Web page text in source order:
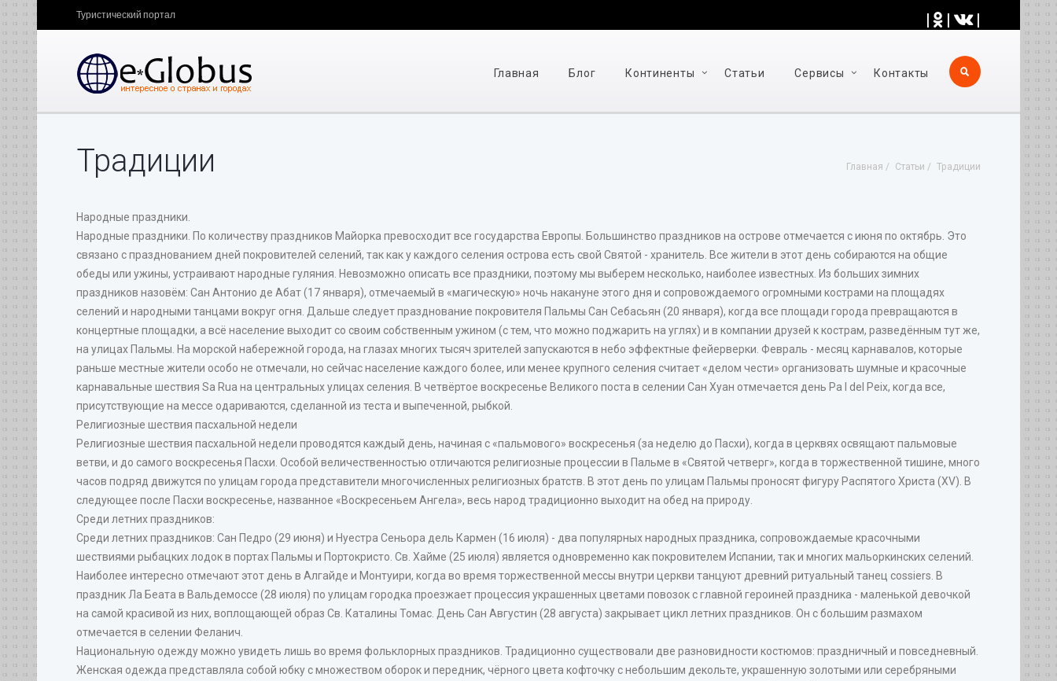
| | |
Туристический портал
Главная Блог Континенты Статьи Cервисы Контакты
Главная Статьи Традиции
Традиции
Народные праздники.
Народные праздники. По количеству праздников Майорка превосходит все государства Европы. Большинство праздников на острове отмечается с июня по октябрь. Это
связано с празднованием дней покровителей селений, так как у каждого селения острова есть свой Святой - хранитель. Все жители в этот день собираются на общие
обеды или ужины, устраивают народные гуляния. Невозможно описать все праздники, поэтому мы выберем несколько, наиболее известных. Из больших зимних
праздников назовём: Сан Антонио де Абат (17 января), отмечаемый в «магическую» ночь накануне этого дня и сопровождаемого огромными кострами на площадях
селений и народными танцами вокруг огня. Дальше следует празднование покровителя Пальмы Сан Себасьян (20 января), когда все площади города превращаются в
концертные площадки, а всё население выходит со своим собственным ужином (с тем, что можно поджарить на углях) и в компании друзей к кострам, разведённым тут же,
на улицах Пальмы. На морской набережной города, на глазах многих тысяч зрителей запускаются в небо эффектные фейерверки. Февраль - месяц карнавалов, которые
раньше местные жители особо не отмечали, но сейчас население каждого более, или менее крупного селения считает «делом чести» организовать шумные и красочные
карнавальные шествия Sa Rua на центральных улицах селения. В четвёртое воскресенье Великого поста в селении Сан Хуан отмечается день Ра I del Peix, когда все,
присутствующие на мессе одариваются, сделанной из теста и выпеченной, рыбкой.
Религиозные шествия пасхальной недели
Религиозные шествия пасхальной недели проводятся каждый день, начиная с «пальмового» воскресенья (за неделю до Пасхи), когда в церквях освящают пальмовые
ветви, и до самого воскресенья Пасхи. Особой величественностью отличаются религиозные процессии в Пальме в «Святой четверг», когда в торжественной тишине, много
часов подряд движутся по улицам города представители многочисленных религиозных братств. В этот день по улицам Пальмы проносят фигуру Распятого Христа (XV). В
следующее после Пасхи воскресенье, названное «Воскресеньем Ангела», весь народ традиционно выходит на обед на природу.
Среди летних праздников:
Среди летних праздников: Сан Педро (29 июня) и Нуестра Сеньора дель Кармен (16 июля) - два популярных народных праздника, сопровождаемые красочными
шествиями рыбацких лодок в портах Пальмы и Портокристо. Св. Хайме (25 июля) является одновременно как покровителем Испании, так и многих мальоркинских селений.
Наиболее интересно отмечают этот день в Алгайде и Монтуири, когда во время торжественной мессы внутри церкви танцуют древний ритуальный танец cossiers. В
праздник Ла Беата в Вальдемоссе (28 июля) по улицам городка проезжает процессия украшенных цветами повозок с главной героиней праздника - маленькой девочкой
на самой красивой из них, воплощающей образ Св. Каталины Томас. День Сан Августин (28 августа) закрывает цикл летних праздников. Он с большим размахом
отмечается в селении Феланич.
Национальную одежду можно увидеть лишь во время фольклорных праздников. Традиционно существовали две разновидности костюмов: праздничный и повседневный.
Женская одежда представляла собой юбку с множеством оборок и передник, чёрного цвета кофточку с небольшим декольте, украшенную золотыми или серебряными